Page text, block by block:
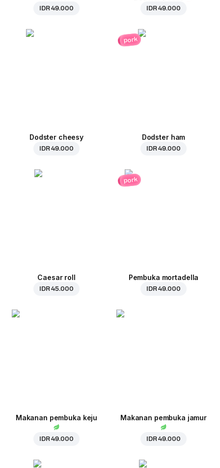
IDR 49.000 IDR 49.000
Dodster cheesy
IDR 49.000
pork
Dodster ham
IDR 49.000
Caesar roll
IDR 45.000
pork
Pembuka mortadella
IDR 49.000
Makanan pembuka keju
IDR 49.000
Makanan pembuka jamur
IDR 49.000